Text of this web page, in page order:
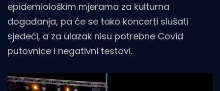
epidemiološkim mjerama za kulturna
događanja, pa će se tako koncerti slušati
sjedeći, a za ulazak nisu potrebne Covid
putovnice i negativni testovi.